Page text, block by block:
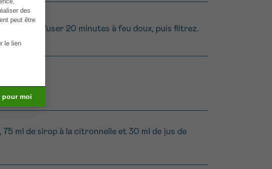
Laissez infuser 20 minutes à feu doux, puis filtrez.
jus.
75 ml de sirop à la citronnelle et 30 ml de jus de